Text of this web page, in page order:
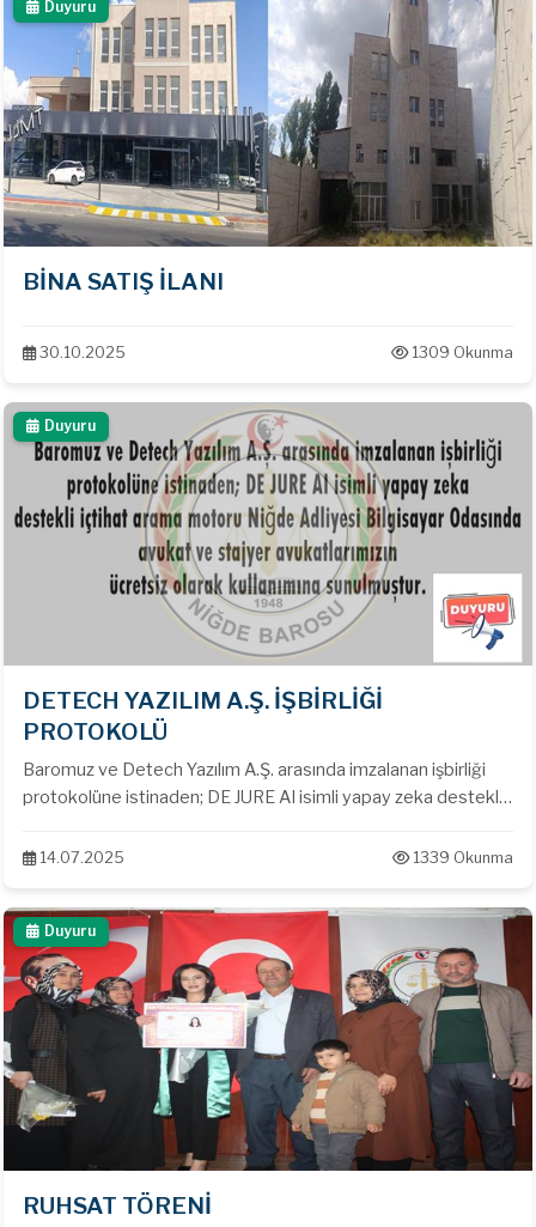
zarf ile Türkiye Barolar Birliği ‘ne ( Oğuzlar Mah. 1366 Sk. No:3
Balgat / Ankara) bizzat teslim etmeleri gerekmektedir. · *
Ayrıntılı bilgiyi Niğde Baro Başkanlığı ( Şahsüleyman Mah. Emin
Erişingil Cad. No:35 Adalet Sarayı K1 Merkez / Niğde ) veya 0
388 232 33 87 nolu telefon veya www.nigdebarosu.org.tr)
adresinden temin edebilirsiniz.
Duyuru
BİNA SATIŞ İLANI
30.10.2025 1309 Okunma
Duyuru
DETECH YAZILIM A.Ş. İŞBİRLİĞİ
PROTOKOLÜ
Baromuz ve Detech Yazılım A.Ş. arasında imzalanan işbirliği
protokolüne istinaden; DE JURE AI isimli yapay zeka destekli
avukat ve stajyer avukatlarımızın ücretsiz olarak kullanımına
14.07.2025 1339 Okunma
Duyuru
RUHSAT TÖRENİ